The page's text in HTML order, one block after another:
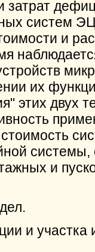
затрат
систем
и
их
этих двух
и
и